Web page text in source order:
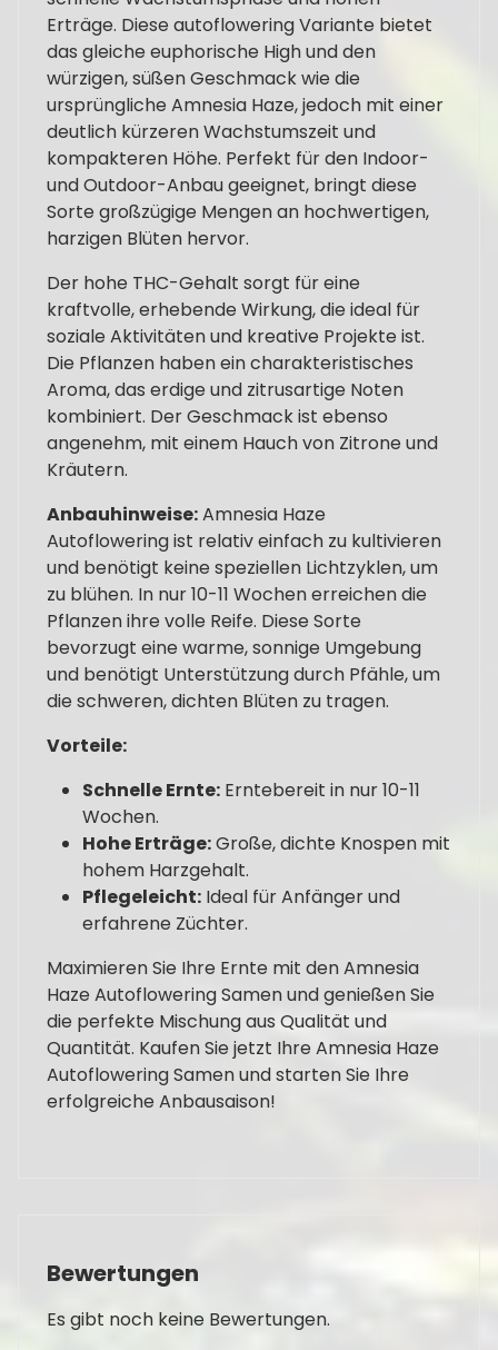
Erträge. Diese autoflowering Variante bietet
das gleiche euphorische High und den
würzigen, süßen Geschmack wie die
ursprüngliche Amnesia Haze, jedoch mit einer
deutlich kürzeren Wachstumszeit und
kompakteren Höhe. Perfekt für den Indoor-
und Outdoor-Anbau geeignet, bringt diese
Sorte großzügige Mengen an hochwertigen,
harzigen Blüten hervor.
Der hohe THC-Gehalt sorgt für eine
kraftvolle, erhebende Wirkung, die ideal für
soziale Aktivitäten und kreative Projekte ist.
Die Pflanzen haben ein charakteristisches
Aroma, das erdige und zitrusartige Noten
kombiniert. Der Geschmack ist ebenso
angenehm, mit einem Hauch von Zitrone und
Kräutern.
Anbauhinweise:Amnesia Haze
Autoflowering ist relativ einfach zu kultivieren
und benötigt keine speziellen Lichtzyklen, um
zu blühen. In nur 10-11 Wochen erreichen die
Pflanzen ihre volle Reife. Diese Sorte
bevorzugt eine warme, sonnige Umgebung
und benötigt Unterstützung durch Pfähle, um
die schweren, dichten Blüten zu tragen.
Vorteile:
Schnelle Ernte: Erntebereit in nur 10-11
Wochen.
Hohe Erträge:Große, dichte Knospen mit
hohem Harzgehalt.
Pflegeleicht: Ideal für Anfänger und
erfahrene Züchter.
Maximieren Sie Ihre Ernte mit den Amnesia
Haze Autoflowering Samen und genießen Sie
die perfekte Mischung aus Qualität und
Quantität. Kaufen Sie jetzt Ihre Amnesia Haze
Autoflowering Samen und starten Sie Ihre
erfolgreiche Anbausaison!
Bewertungen
Es gibt noch keine Bewertungen.